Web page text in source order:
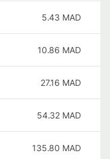
5.43 MAD
10.86 MAD
27.16 MAD
54.32 MAD
135.80 MAD